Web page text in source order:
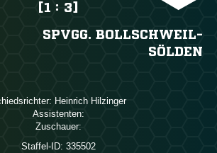
[1 : 3]
SPVGG. BOLLSCHWEIL-
SÖLDEN
 
Assistenten:
Zuschauer:
Staffel-ID: 335502